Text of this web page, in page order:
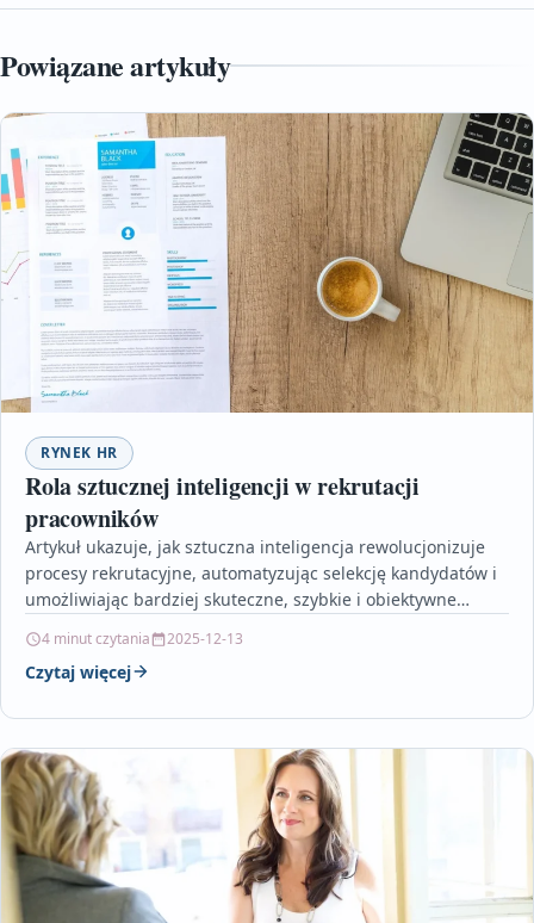
Powiązane artykuły
RYNEK HR
Rola sztucznej inteligencji w rekrutacji
pracowników
Artykuł ukazuje, jak sztuczna inteligencja rewolucjonizuje
procesy rekrutacyjne, automatyzując selekcję kandydatów i
umożliwiając bardziej skuteczne, szybkie i obiektywne
zaawansowanych…
4 minut czytania 2025-12-13
Czytaj więcej